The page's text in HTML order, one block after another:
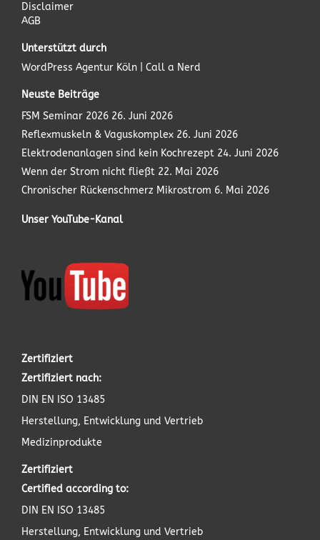
Disclaimer
AGB
Unterstützt durch
WordPress Agentur Köln | Call a Nerd
Neuste Beiträge
FSM Seminar 2026 26. Juni 2026
Reflexmuskeln & Vaguskomplex 26. Juni 2026
Elektrodenanlagen sind kein Kochrezept 24. Juni 2026
Wenn der Strom nicht fließt 22. Mai 2026
Chronischer Rückenschmerz Mikrostrom 6. Mai 2026
Unser YouTube-Kanal
Zertifiziert
Zertifiziert nach:
DIN EN ISO 13485
Herstellung, Entwicklung und Vertrieb
Medizinprodukte
Zertifiziert
Certified according to:
DIN EN ISO 13485
Herstellung, Entwicklung und Vertrieb